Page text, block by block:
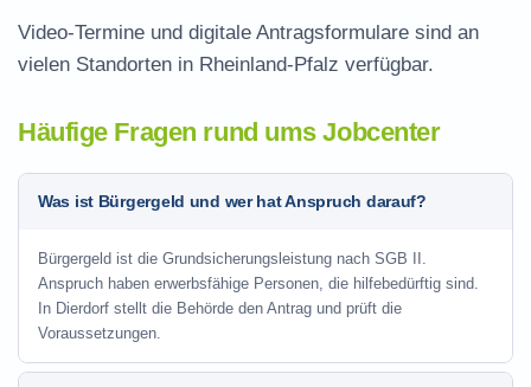
Video-Termine und digitale Antragsformulare sind an
vielen Standorten in Rheinland-Pfalz verfügbar.
Häufige Fragen rund ums Jobcenter
Was ist Bürgergeld und wer hat Anspruch darauf?
Bürgergeld ist die Grundsicherungsleistung nach SGB II.
Anspruch haben erwerbsfähige Personen, die hilfebedürftig sind.
In Dierdorf stellt die Behörde den Antrag und prüft die
Voraussetzungen.